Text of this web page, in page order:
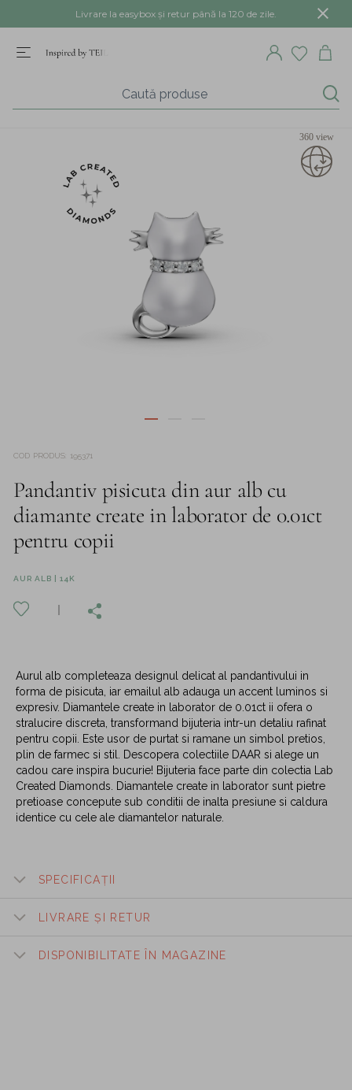
Livrare la easybox și retur până la 120 de zile.
360 view
COD PRODUS 195371
Pandantiv pisicuta din aur alb cu
diamante create in laborator de 0.01ct
pentru copii
AUR ALB | 14K
Aurul alb completeaza designul delicat al pandantivului in
forma de pisicuta, iar emailul alb adauga un accent luminos si
expresiv. Diamantele create in laborator de 0.01ct ii ofera o
stralucire discreta, transformand bijuteria intr-un detaliu rafinat
pentru copii. Este usor de purtat si ramane un simbol pretios,
plin de farmec si stil. Descopera colectiile DAAR si alege un
cadou care inspira bucurie! Bijuteria face parte din colectia Lab
Created Diamonds. Diamantele create in laborator sunt pietre
pretioase concepute sub conditii de inalta presiune si caldura
identice cu cele ale diamantelor naturale.
SPECIFICAȚII
LIVRARE ȘI RETUR
DISPONIBILITATE ÎN MAGAZINE